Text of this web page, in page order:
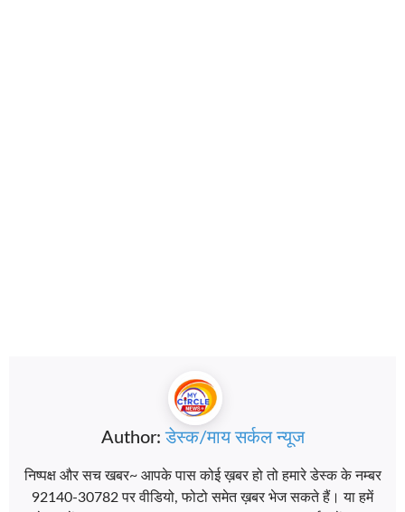
Author:डेस्क/माय सर्कल न्यूज
निष्पक्ष और सच खबर~ आपके पास कोई ख़बर हो तो हमारे डेस्क के नम्बर
92140-30782 पर वीडियो, फोटो समेत ख़बर भेज सकते हैं। या हमें